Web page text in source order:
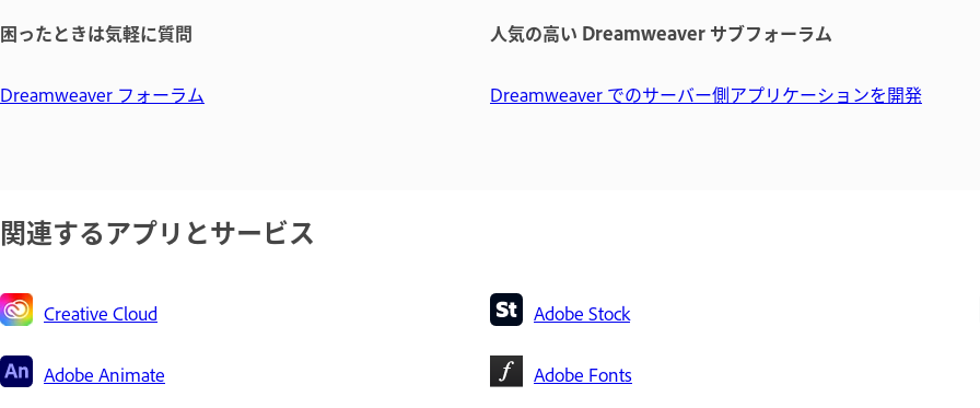
困ったときは気軽に質問
Dreamweaver フォーラム
人気の高い Dreamweaver サブフォーラム
Dreamweaver でのサーバー側アプリケーションを開発
関連するアプリとサービス
Creative Cloud Adobe Stock
Adobe Animate Adobe Fonts